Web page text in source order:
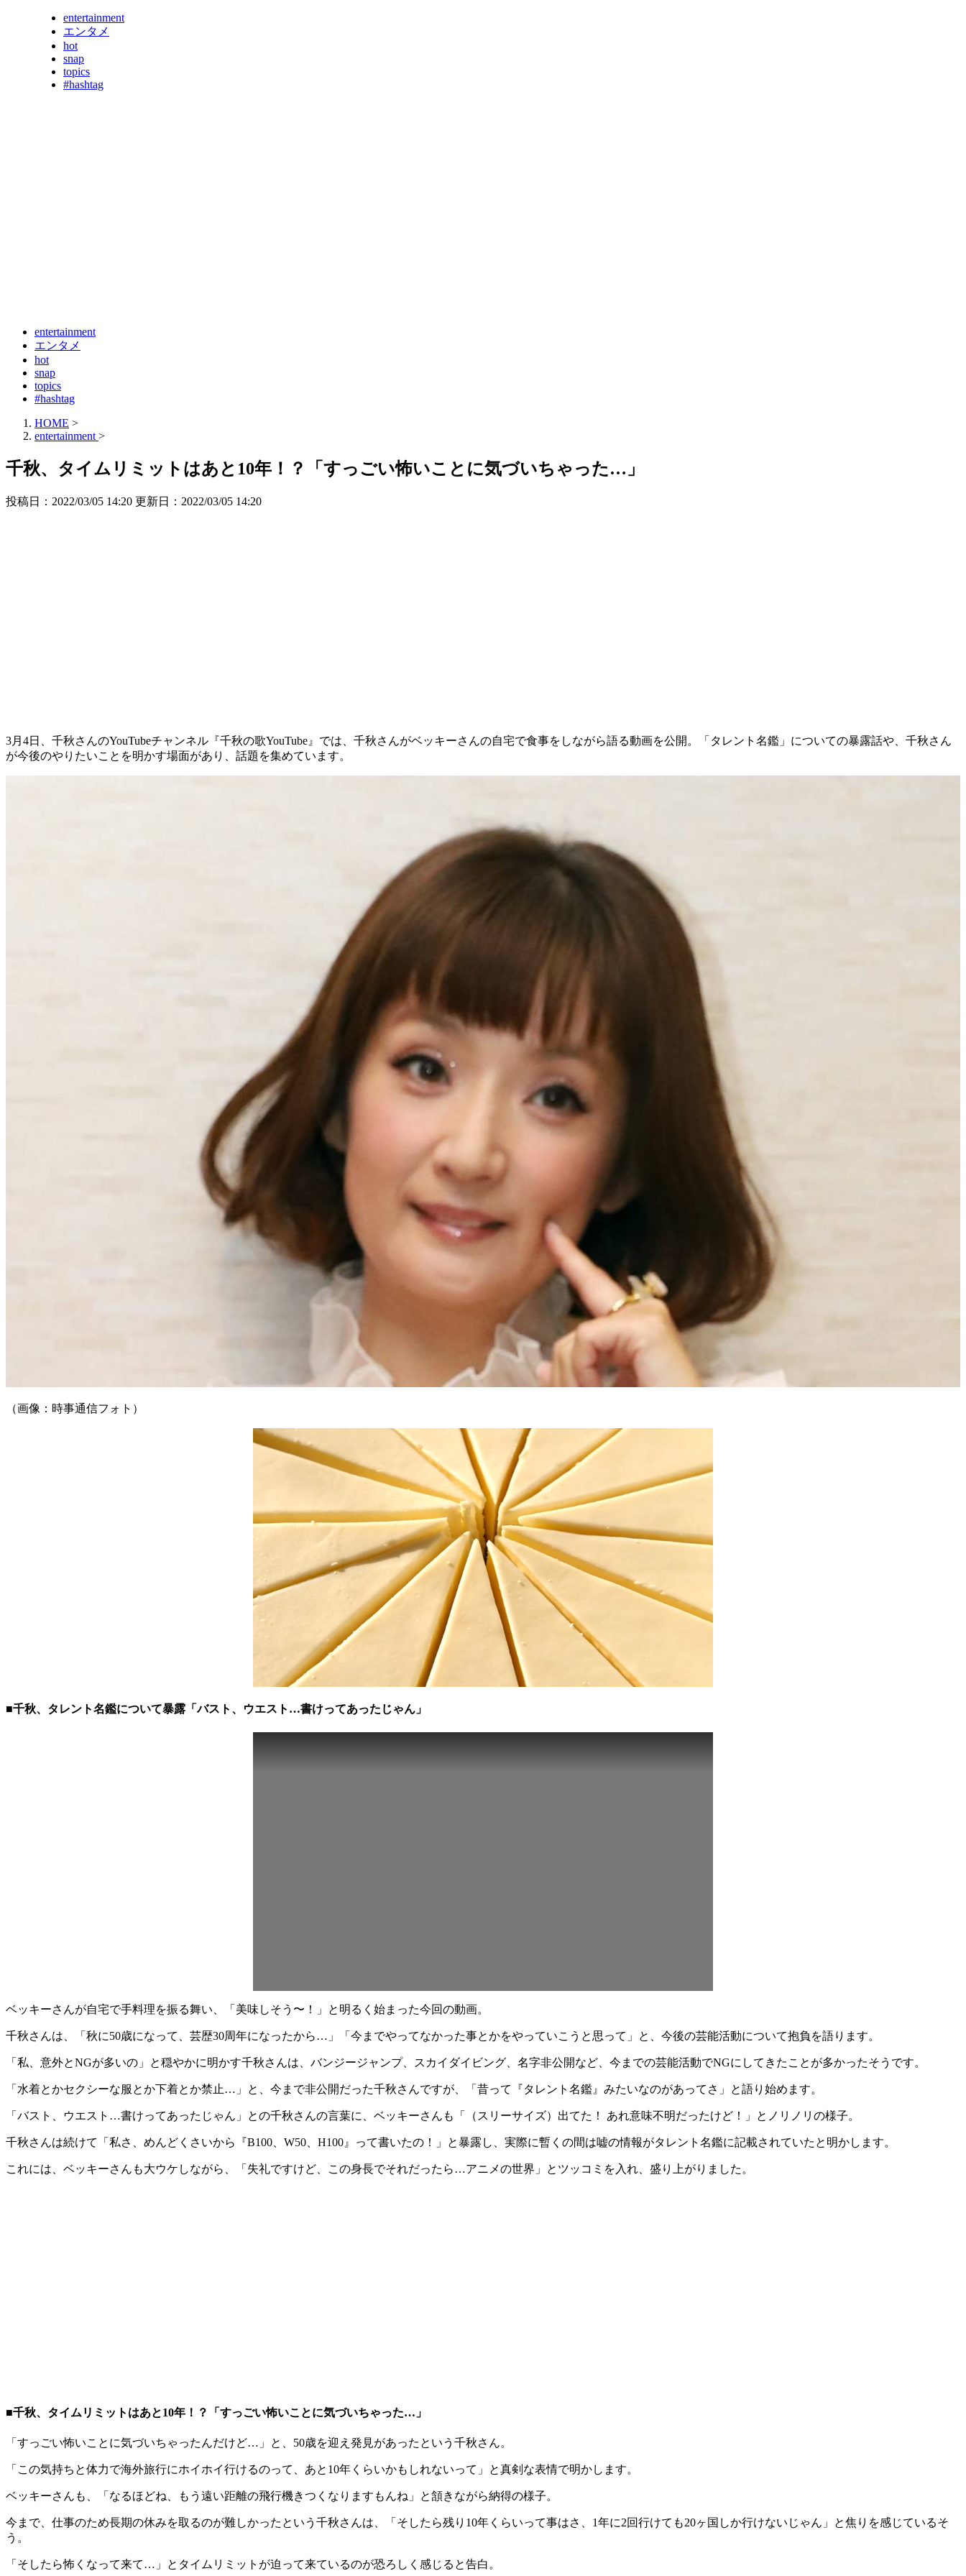
entertainment
エンタメ
hot
snap
topics
#hashtag
entertainment
エンタメ
hot
snap
topics
#hashtag
HOME >
entertainment >
千秋、タイムリミットはあと10年！？「すっごい怖いことに気づいちゃった…」
投稿日：2022/03/05 14:20 更新日： 2022/03/05 14:20
3月4日、千秋さんのYouTubeチャンネル『千秋の歌YouTube』では、千秋さんがベッキーさんの自宅で食事をしながら語る動画を公開。「タレント名鑑」についての暴露話や、千秋さん
が今後のやりたいことを明かす場面があり、話題を集めています。
（画像：時事通信フォト）
■千秋、タレント名鑑について暴露「バスト、ウエスト…書けってあったじゃん」
ベッキーさんが自宅で手料理を振る舞い、「美味しそう〜！」と明るく始まった今回の動画。
千秋さんは、「秋に50歳になって、芸歴30周年になったから…」「今までやってなかった事とかをやっていこうと思って」と、今後の芸能活動について抱負を語ります。
「私、意外とNGが多いの」と穏やかに明かす千秋さんは、バンジージャンプ、スカイダイビング、名字非公開など、今までの芸能活動でNGにしてきたことが多かったそうです。
「水着とかセクシーな服とか下着とか禁止…」と、今まで非公開だった千秋さんですが、「昔って『タレント名鑑』みたいなのがあってさ」と語り始めます。
「バスト、ウエスト…書けってあったじゃん」との千秋さんの言葉に、ベッキーさんも「（スリーサイズ）出てた！ あれ意味不明だったけど！」とノリノリの様子。
千秋さんは続けて「私さ、めんどくさいから『B100、W50、H100』って書いたの！」と暴露し、実際に暫くの間は嘘の情報がタレント名鑑に記載されていたと明かします。
これには、ベッキーさんも大ウケしながら、「失礼ですけど、この身長でそれだったら…アニメの世界」とツッコミを入れ、盛り上がりました。
■千秋、タイムリミットはあと10年！？「すっごい怖いことに気づいちゃった…」
「すっごい怖いことに気づいちゃったんだけど…」と、50歳を迎え発見があったという千秋さん。
「この気持ちと体力で海外旅行にホイホイ行けるのって、あと10年くらいかもしれないって」と真剣な表情で明かします。
ベッキーさんも、「なるほどね、もう遠い距離の飛行機きつくなりますもんね」と頷きながら納得の様子。
今まで、仕事のため長期の休みを取るのが難しかったという千秋さんは、「そしたら残り10年くらいって事はさ、1年に2回行けても20ヶ国しか行けないじゃん」と焦りを感じているそ
う。
「そしたら怖くなって来て…」とタイムリミットが迫って来ているのが恐ろしく感じると告白。